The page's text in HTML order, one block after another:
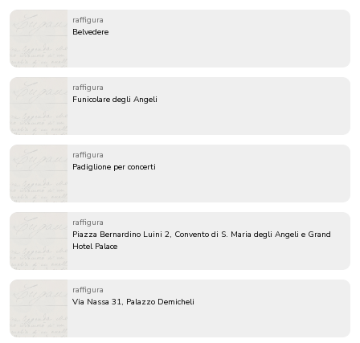
raffigura
Belvedere
raffigura
Funicolare degli Angeli
raffigura
Padiglione per concerti
raffigura
Piazza Bernardino Luini 2, Convento di S. Maria degli Angeli e Grand
Hotel Palace
raffigura
Via Nassa 31, Palazzo Demicheli